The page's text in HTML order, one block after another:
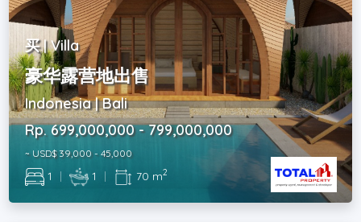
买 | Villa
豪华露营地出售
Indonesia | Bali
Rp. 699,000,000 - 799,000,000
~ USD$ 39,000 - 45,000
1 | 1 | 70 m2